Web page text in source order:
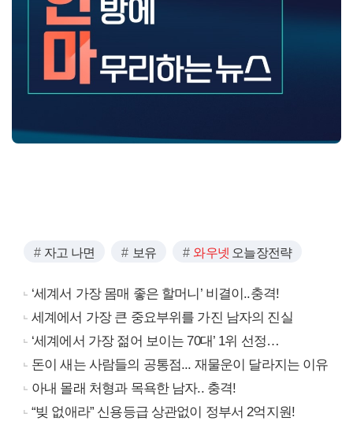
자고 나면 보유 와우넷 오늘장전략
‘세계서 가장 몸매 좋은 할머니’ 비결이..충격!
세계에서 가장 큰 중요부위를 가진 남자의 진실
‘세계에서 가장 젊어 보이는 70대’ 1위 선정…
돈이 새는 사람들의 공통점... 재물운이 달라지는 이유
아내 몰래 처형과 목욕한 남자.. 충격!
“빚 없애라” 신용등급 상관없이 정부서 2억지원!